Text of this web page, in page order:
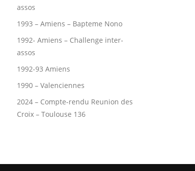
assos
1993 – Amiens – Bapteme Nono
1992- Amiens – Challenge inter-
assos
1992-93 Amiens
1990 – Valenciennes
2024 – Compte-rendu Reunion des
Croix – Toulouse 136